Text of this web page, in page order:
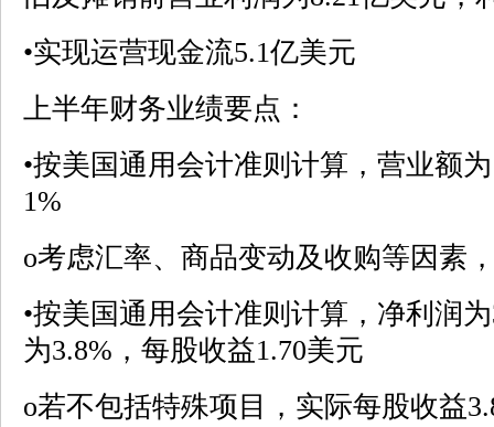
•实现运营现金流5.1亿美元
上半年财务业绩要点：
•按美国通用会计准则计算，营业额
1%
o考虑汇率、商品变动及收购等因素
•按美国通用会计准则计算，净利润
为3.8%，每股收益1.70美元
o若不包括特殊项目，实际每股收益